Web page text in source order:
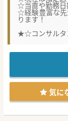
☆当直や勤務日
☆経験豊富な先
ります！
★☆コンサルタ
指定医取得を
まずはお問い
指定医をお持
指定医取得可
#秋入職可気に